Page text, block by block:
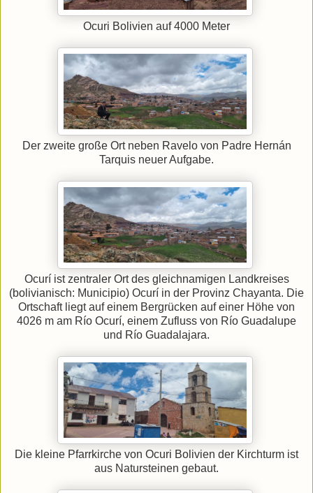
Ocuri Bolivien auf 4000 Meter
Der zweite große Ort neben Ravelo von Padre Hernán
Tarquis neuer Aufgabe.
Ocurí ist zentraler Ort des gleichnamigen Landkreises
(bolivianisch: Municipio) Ocurí in der Provinz Chayanta. Die
Ortschaft liegt auf einem Bergrücken auf einer Höhe von
4026 m am Río Ocurí, einem Zufluss von Río Guadalupe
und Río Guadalajara.
Die kleine Pfarrkirche von Ocuri Bolivien der Kirchturm ist
aus Natursteinen gebaut.